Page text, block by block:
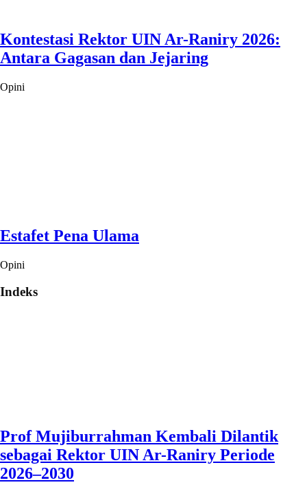
Kontestasi Rektor UIN Ar-Raniry 2026:
Antara Gagasan dan Jejaring
Opini
Estafet Pena Ulama
Opini
Indeks
Prof Mujiburrahman Kembali Dilantik
sebagai Rektor UIN Ar-Raniry Periode
2026–2030